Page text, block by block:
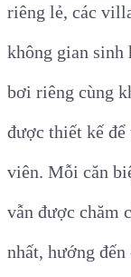
riêng lẻ, các
không gian sinh
bơi riêng cùng
được thiết kế để
viên. Mỗi căn
vẫn được chăm
nhất, hướng